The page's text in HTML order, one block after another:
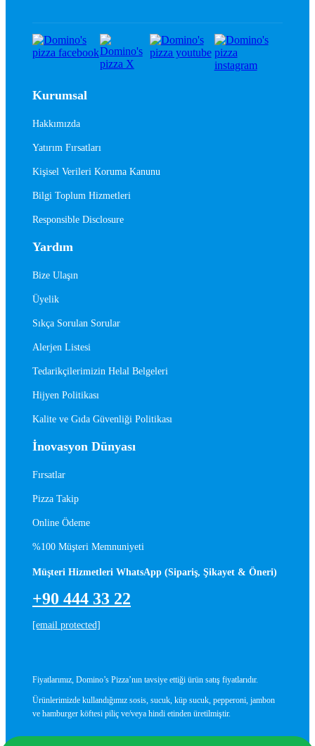
Kurumsal
Hakkımızda
Yatırım Fırsatları
Kişisel Verileri Koruma Kanunu
Bilgi Toplum Hizmetleri
Responsible Disclosure
Yardım
Bize Ulaşın
Üyelik
Sıkça Sorulan Sorular
Alerjen Listesi
Tedarikçilerimizin Helal Belgeleri
Hijyen Politikası
Kalite ve Gıda Güvenliği Politikası
İnovasyon Dünyası
Fırsatlar
Pizza Takip
Online Ödeme
%100 Müşteri Memnuniyeti
Müşteri Hizmetleri WhatsApp (Sipariş, Şikayet & Öneri)
+90 444 33 22
[email protected]
Fiyatlarımız, Domino’s Pizza’nın tavsiye ettiği ürün satış fiyatlarıdır.
Ürünlerimizde kullandığımız sosis, sucuk, küp sucuk, pepperoni, jambon
ve hamburger köftesi piliç ve/veya hindi etinden üretilmiştir.